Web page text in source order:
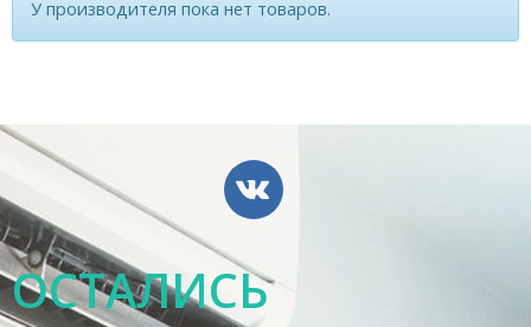
У производителя пока нет товаров.
ОСТАЛИСЬ